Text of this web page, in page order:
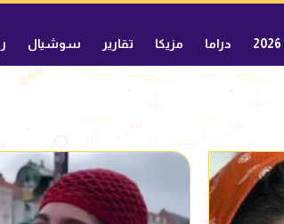
دراما مزيكا تقارير سوشيال